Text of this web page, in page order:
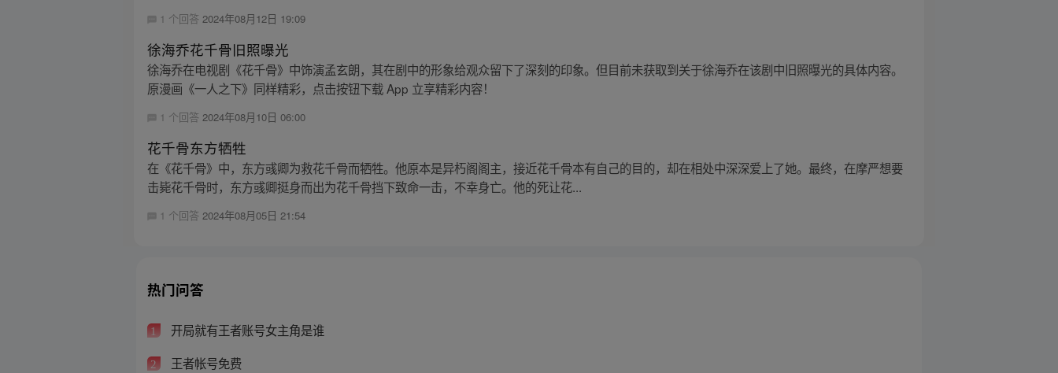
1 个回答 2024年08月12日 19:09
徐海乔花千骨旧照曝光
徐海乔在电视剧《花千骨》中饰演孟玄朗，其在剧中的形象给观众留下了深刻的印象。但目前未获取到关于徐海乔在该剧中旧照曝光的具体内容。
原漫画《一人之下》同样精彩，点击按钮下载 App 立享精彩内容！
1 个回答 2024年08月10日 06:00
花千骨东方牺牲
在《花千骨》中，东方彧卿为救花千骨而牺牲。他原本是异朽阁阁主，接近花千骨本有自己的目的，却在相处中深深爱上了她。最终，在摩严想要
击毙花千骨时，东方彧卿挺身而出为花千骨挡下致命一击，不幸身亡。他的死让花...
1 个回答2024年08月05日 21:54
热门问答
1 开局就有王者账号女主角是谁
2 王者帐号免费